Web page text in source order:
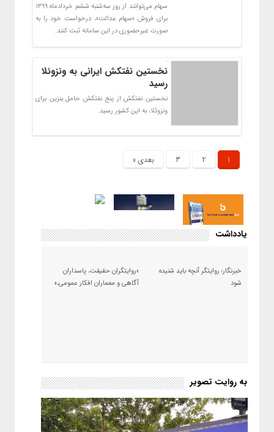
سهام می‌توانند از روز سه‌شنبه ششم خردادماه ۱۳۹۹
برای فروش «سهام عدالت»، درخواست خود را به
صورت غیرحضوری در این سامانه ثبت کنند.
نخستین نفتکش ایرانی به ونزوئلا
رسید
نخستین نفتکش از پنج نفتکش حامل بنزین برای
ونزوئلا، به این کشور رسید.
1
2
3 بعدی »
یادداشت
خبرنگار؛ روایتگر آنچه باید شنیده
شود
«روایتگران حقیقت، پاسداران
آگاهی و معماران افکار عمومی،»
به روایت تصویر